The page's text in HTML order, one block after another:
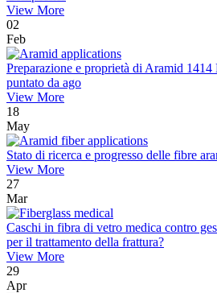
View More
02
Feb
Preparazione e proprietà di Aramid
puntato da ago
View More
18
May
Stato di ricerca e progresso delle fibre
View More
27
Mar
Caschi in fibra di vetro medica contro
per il trattamento della frattura?
View More
29
Apr